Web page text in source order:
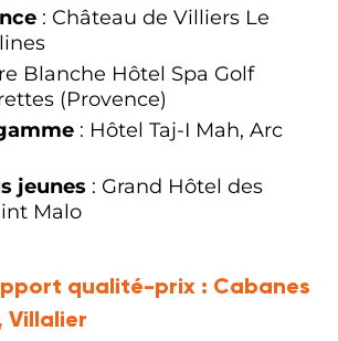
: Château de Villiers Le
Blanche Hôtel Spa Golf
(Provence)
: Hôtel Taj-I Mah, Arc
jeunes : Grand Hôtel des
Malo
qualité-prix : Cabanes
Villalier